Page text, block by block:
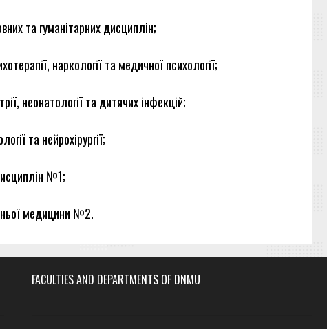
та гуманітарних дисциплін;
наркології та медичної психології;
неонатології та дитячих інфекцій;
та нейрохірургії;
№1;
медицини №2.
FACULTIES AND DEPARTMENTS OF DNMU